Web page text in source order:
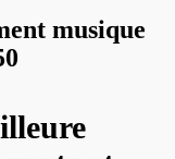
musique